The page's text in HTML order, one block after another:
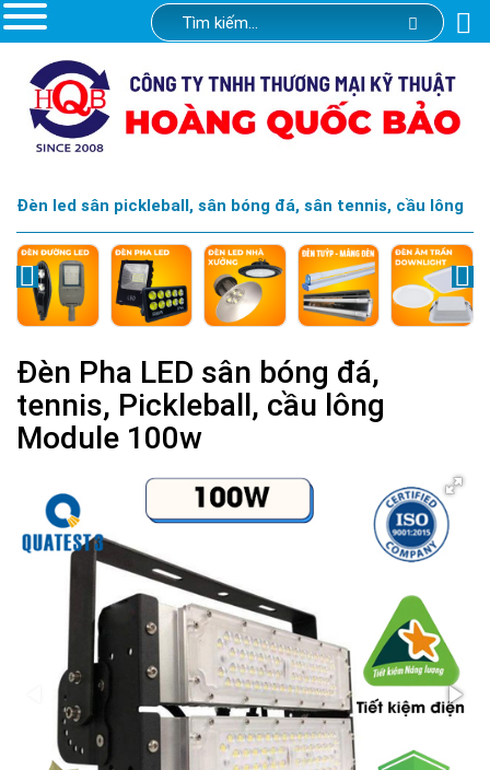
Đèn led sân pickleball, sân bóng đá, sân tennis, cầu lông
Đèn Pha LED sân bóng đá,
tennis, Pickleball, cầu lông
Module 100w